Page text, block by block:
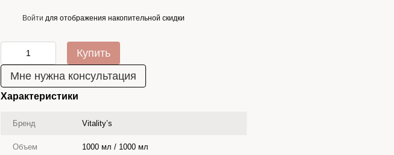
Войти для отображения накопительной скидки
Купить
Мне нужна консультация
Характеристики
Бренд Vitality’s
Объем 1000 мл / 1000 мл